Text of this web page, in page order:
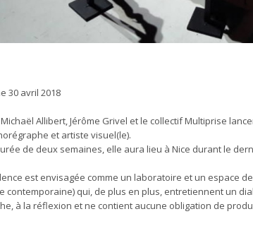
30 avril 2018
Michaël Allibert, Jérôme Grivel et le collectif Multiprise
et artiste visuel(le).
de deux semaines, elle aura lieu à Nice durant le
est envisagée comme un laboratoire et un espace
contemporaine) qui, de plus en plus, entretiennent un
à la réflexion et ne contient aucune obligation de